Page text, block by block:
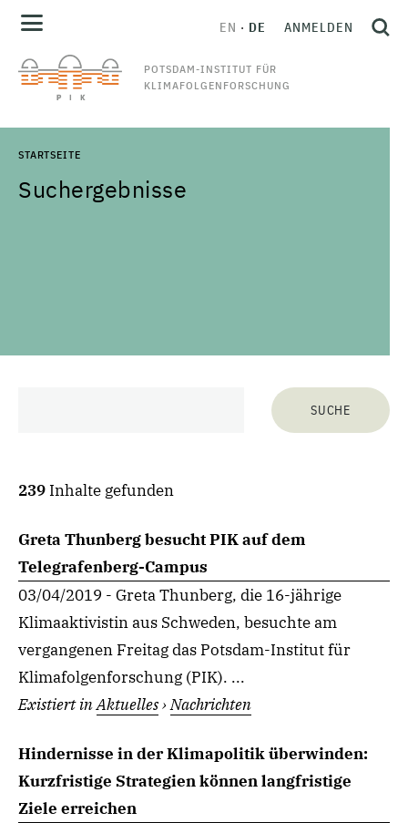
POTSDAM-INSTITUT FÜR
KLIMAFOLGENFORSCHUNG
EN DE ANMELDEN
STARTSEITE
Suchergebnisse
239 Inhalte gefunden
Greta Thunberg besucht PIK auf dem
Telegrafenberg-Campus
03/04/2019 - Greta Thunberg, die 16-jährige
Klimaaktivistin aus Schweden, besuchte am
vergangenen Freitag das Potsdam-Institut für
Klimafolgenforschung (PIK). ...
Existiert inAktuelles›Nachrichten
Hindernisse in der Klimapolitik überwinden:
Kurzfristige Strategien können langfristige
Ziele erreichen